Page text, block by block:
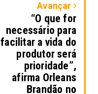
Avançar
​“O que for
necessário para
facilitar a vida do
produtor será
prioridade”,
afirma Orleans
Brandão no